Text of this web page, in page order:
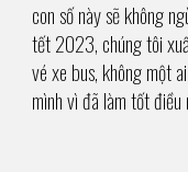
con số này sẽ không
tết 2023, chúng tôi
vé xe bus, không một
mình vì đã làm tốt điều